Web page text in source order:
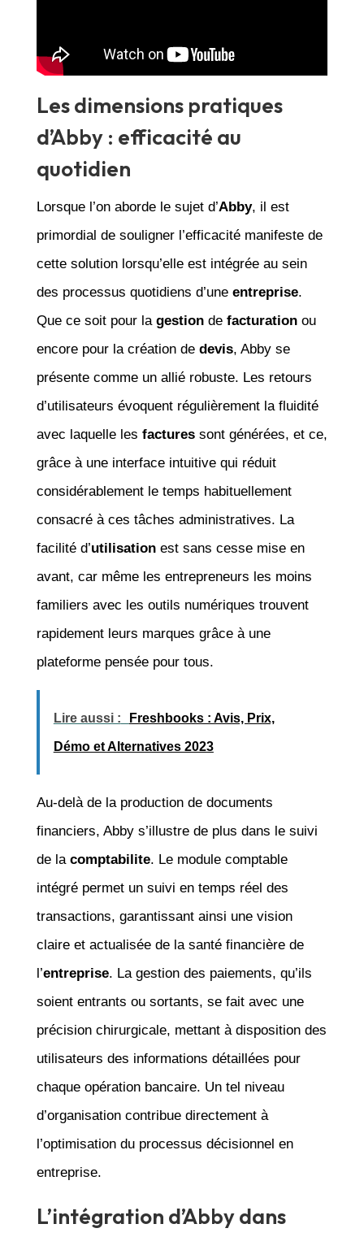
Les dimensions pratiques
d’Abby : efficacité au
quotidien
Lorsque l’on aborde le sujet d’Abby, il est
primordial de souligner l’efficacité manifeste de
cette solution lorsqu’elle est intégrée au sein
des processus quotidiens d’une entreprise.
Que ce soit pour la gestionde facturationou
encore pour la création de devis, Abby se
présente comme un allié robuste. Les retours
d’utilisateurs évoquent régulièrement la fluidité
avec laquelle les facturessont générées, et ce,
grâce à une interface intuitive qui réduit
considérablement le temps habituellement
consacré à ces tâches administratives. La
facilité d’utilisationest sans cesse mise en
avant, car même les entrepreneurs les moins
familiers avec les outils numériques trouvent
rapidement leurs marques grâce à une
plateforme pensée pour tous.
Lire aussi : Freshbooks : Avis, Prix,
Démo et Alternatives 2023
Au-delà de la production de documents
financiers, Abby s’illustre de plus dans le suivi
de la comptabilite. Le module comptable
intégré permet un suivi en temps réel des
transactions, garantissant ainsi une vision
claire et actualisée de la santé financière de
l’entreprise. La gestion des paiements, qu’ils
soient entrants ou sortants, se fait avec une
précision chirurgicale, mettant à disposition des
utilisateurs des informations détaillées pour
chaque opération bancaire. Un tel niveau
d’organisation contribue directement à
l’optimisation du processus décisionnel en
entreprise.
L’intégration d’Abby dans